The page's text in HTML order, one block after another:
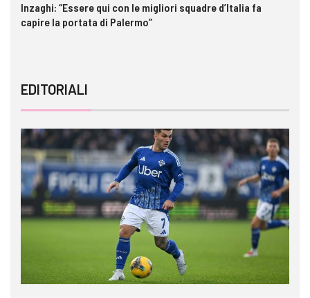
Inzaghi: “Essere qui con le migliori squadre d’Italia fa
capire la portata di Palermo”
EDITORIALI